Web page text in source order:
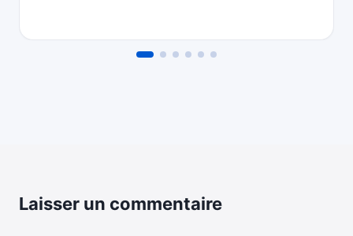
Laisser un commentaire